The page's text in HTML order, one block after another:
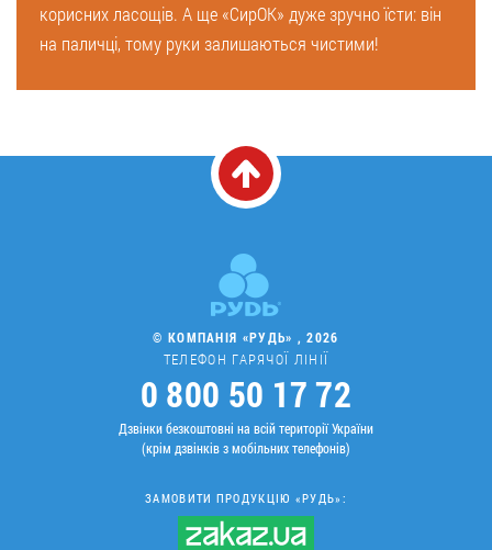
корисних ласощів. А ще «СирОК» дуже зручно їсти: він
на паличці, тому руки залишаються чистими!
© КОМПАНІЯ «РУДЬ» , 2026
ТЕЛЕФОН ГАРЯЧОЇ ЛІНІЇ
0 800 50 17 72
Дзвінки безкоштовні на всій території України
(крім дзвінків з мобільних телефонів)
ЗАМОВИТИ ПРОДУКЦІЮ «РУДЬ»: